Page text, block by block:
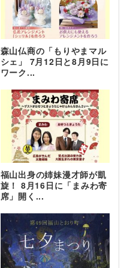
森山仏商の「もりやまマル
シェ」 7月12日と8月9日に
ワーク...
福山出身の姉妹漫才師が凱
旋！ 8月16日に「まみわ寄
席」開く...